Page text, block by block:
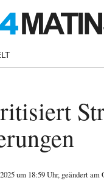
um 18:59 Uhr, geändert am